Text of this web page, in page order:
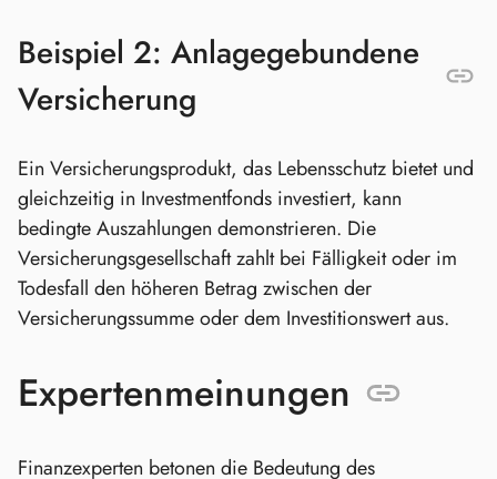
Beispiel 2: Anlagegebundene
Versicherung
Ein Versicherungsprodukt, das Lebensschutz bietet und
gleichzeitig in Investmentfonds investiert, kann
bedingte Auszahlungen demonstrieren. Die
Versicherungsgesellschaft zahlt bei Fälligkeit oder im
Todesfall den höheren Betrag zwischen der
Versicherungssumme oder dem Investitionswert aus.
Expertenmeinungen
Finanzexperten betonen die Bedeutung des